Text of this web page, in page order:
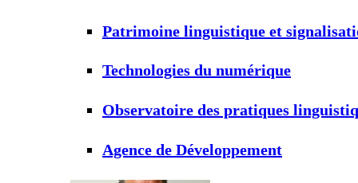
Patrimoine linguistique et
Technologies du numérique
Observatoire des pratiques
Agence de Développement